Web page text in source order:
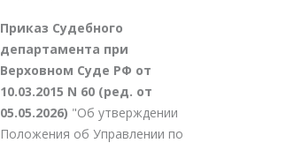
Приказ Судебного
департамента при
Верховном Суде РФ от
10.03.2015 N 60 (ред. от
05.05.2026) "Об утверждении
Положения об Управлении по